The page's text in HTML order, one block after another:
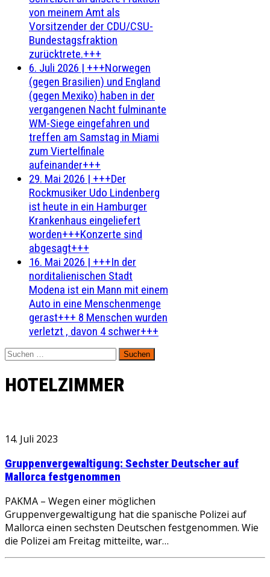
von meinem Amt als
Vorsitzender der CDU/CSU-
Bundestagsfraktion
zurücktrete.+++
6. Juli 2026 | +++Norwegen
(gegen Brasilien) und England
(gegen Mexiko) haben in der
vergangenen Nacht fulminante
WM-Siege eingefahren und
treffen am Samstag in Miami
zum Viertelfinale
aufeinander+++
29. Mai 2026 | +++Der
Rockmusiker Udo Lindenberg
ist heute in ein Hamburger
Krankenhaus eingeliefert
worden+++Konzerte sind
abgesagt+++
16. Mai 2026 | +++In der
norditalienischen Stadt
Modena ist ein Mann mit einem
Auto in eine Menschenmenge
gerast+++ 8 Menschen wurden
verletzt , davon 4 schwer+++
Suchen
nach:
HOTELZIMMER
14. Juli 2023
Gruppenvergewaltigung: Sechster Deutscher auf
Mallorca festgenommen
PAKMA – Wegen einer möglichen
Gruppenvergewaltigung hat die spanische Polizei auf
Mallorca einen sechsten Deutschen festgenommen. Wie
die Polizei am Freitag mitteilte, war…